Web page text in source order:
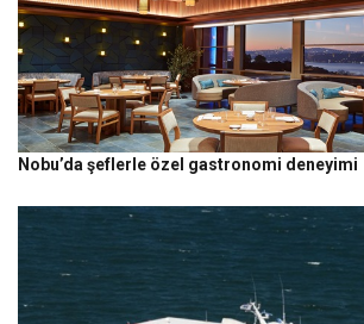
Nobu’da şeflerle özel gastronomi deneyimi